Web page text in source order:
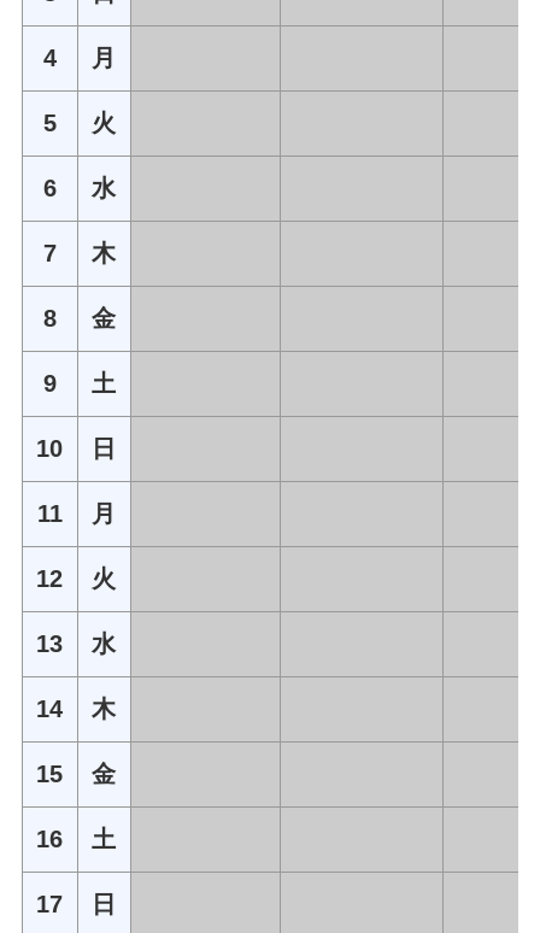
4 月
5 火
6 水
7 木
8 金
9 土
10 日
11 月
12 火
13 水
14 木
15 金
16 土
17 日